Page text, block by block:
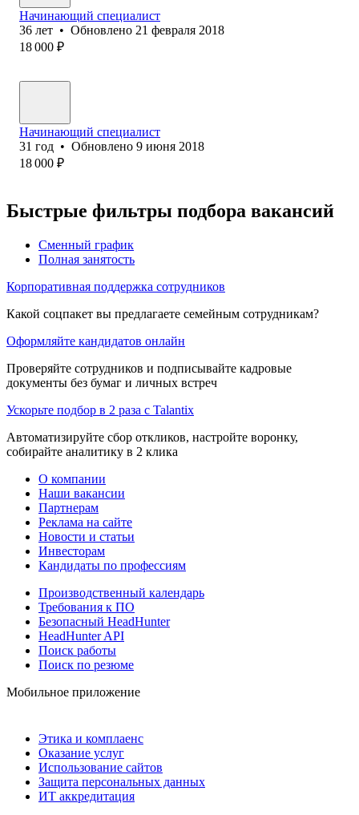
Начинающий специалист
36 лет • Обновлено 21 февраля 2018
18 000 ₽
Начинающий специалист
31 год • Обновлено 9 июня 2018
18 000 ₽
Быстрые фильтры подбора вакансий
Сменный график
Полная занятость
Корпоративная поддержка сотрудников
Какой соцпакет вы предлагаете семейным сотрудникам?
Оформляйте кандидатов онлайн
Проверяйте сотрудников и подписывайте кадровые
документы без бумаг и личных встреч
Ускорьте подбор в 2 раза с Talantix
Автоматизируйте сбор откликов, настройте воронку,
собирайте аналитику в 2 клика
О компании
Наши вакансии
Партнерам
Реклама на сайте
Новости и статьи
Инвесторам
Кандидаты по профессиям
Производственный календарь
Требования к ПО
Безопасный HeadHunter
HeadHunter API
Поиск работы
Поиск по резюме
Мобильное приложение
Этика и комплаенс
Оказание услуг
Использование сайтов
Защита персональных данных
ИТ аккредитация